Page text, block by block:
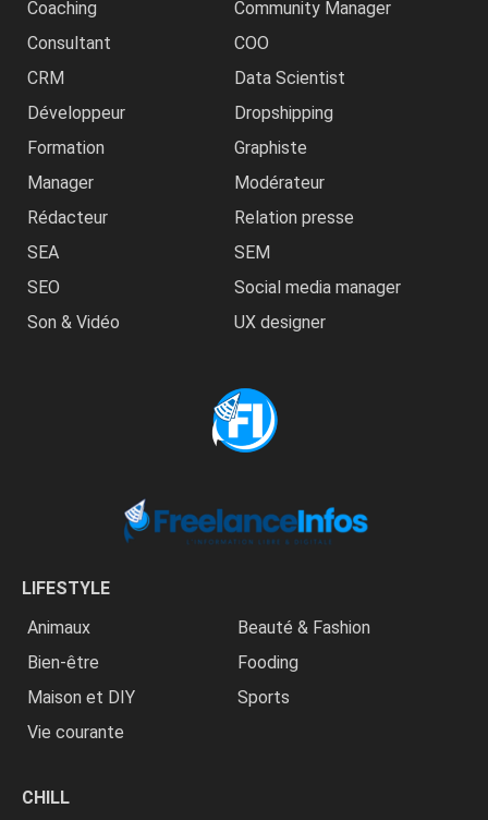
Coaching
Community Manager
Consultant
COO
CRM
Data Scientist
Développeur
Dropshipping
Formation
Graphiste
Manager
Modérateur
Rédacteur
Relation presse
SEA
SEM
SEO
Social media manager
Son & Vidéo
UX designer
LIFESTYLE
Animaux
Beauté & Fashion
Bien-être
Fooding
Maison et DIY
Sports
Vie courante
CHILL